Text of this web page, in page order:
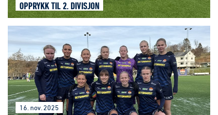
OPPRYKK TIL 2. DIVISJON
16. nov. 2025